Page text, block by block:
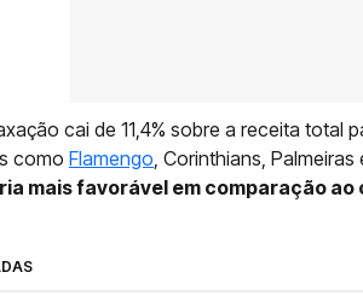
cai de 11,4% sobre a receita total
como Flamengo, Corinthians, Palmeiras
mais favorável em comparação